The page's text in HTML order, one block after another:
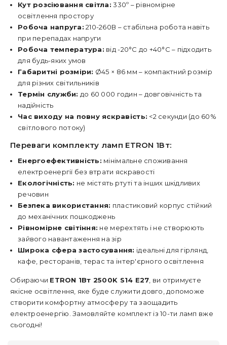
Кут розсіювання світла: 330º – рівномірне
освітлення простору
Робоча напруга: 210-260В – стабільна робота навіть
при перепадах напруги
Робоча температура: від -20°C до +40°C – підходить
для будь-яких умов
Габаритні розміри: Ø45 × 86 мм – компактний розмір
для різних світильників
Термін служби: до 60 000 годин – довговічність та
надійність
Час виходу на повну яскравість: <2 секунди (до 60%
світлового потоку)
Переваги комплекту ламп ETRON 1Вт:
Енергоефективність: мінімальне споживання
електроенергії без втрати яскравості
Екологічність: не містять ртуті та інших шкідливих
речовин
Безпека використання: пластиковий корпус стійкий
до механічних пошкоджень
Рівномірне світіння: не мерехтять і не створюють
зайвого навантаження на зір
Широка сфера застосування: ідеальні для гірлянд,
кафе, ресторанів, терас та інтер'єрного освітлення
Обираючи ETRON 1Вт 2500K S14 E27 , ви отримуєте
якісне освітлення, яке буде служити довго, допоможе
створити комфортну атмосферу та заощадить
електроенергію. Замовляйте комплект із 10-ти ламп вже
сьогодні!